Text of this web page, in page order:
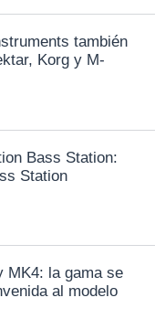
también
Korg y M-
Bass Station:
Station
MK4: la gama se
al modelo